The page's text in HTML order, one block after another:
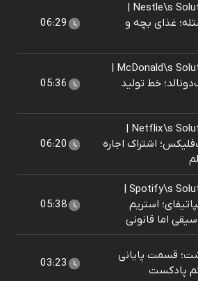
181: Nestle\s Solution |
غذای بچه و
06:29
180: McDonald\s Solution |
خط تولید
05:36
179: Netflix\s Solution |
اشتراک اجاره
06:20
178: Spotify\s Solution |
استریم
اما قانونی
05:38
قسمت پایانی
پادکست
03:23